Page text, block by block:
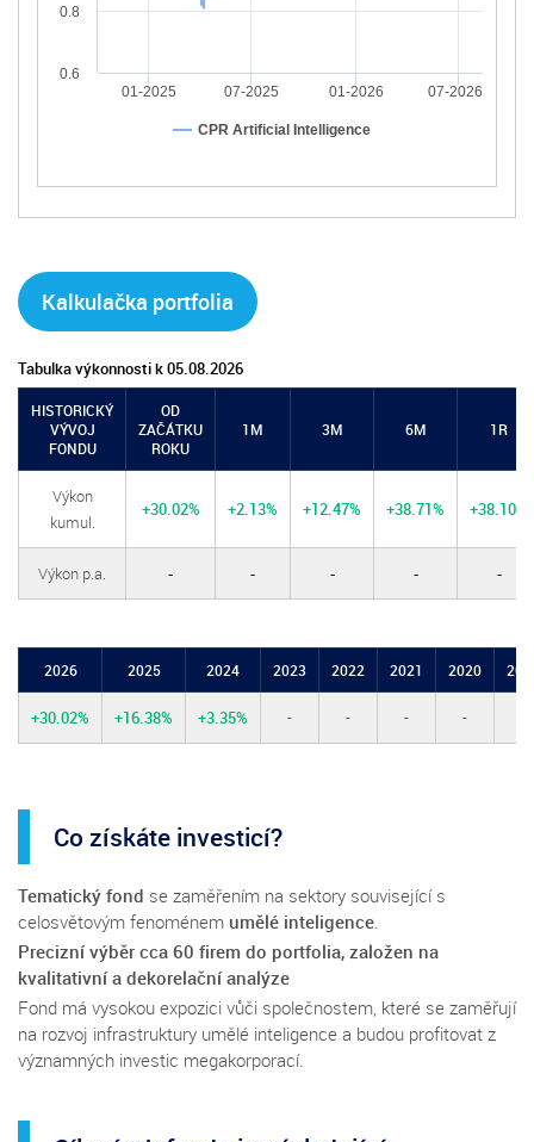
CPR Artificial Intelligence
01-2025 07-2025 01-2026 07-2026
0.6
0.8
Kalkulačka portfolia
Tabulka výkonnosti k 05.08.2026
HISTORICKÝ
VÝVOJ
FONDU
OD
ZAČÁTKU
ROKU
1M 3M 6M 1R
Výkon
kumul.
+30.02% +2.13% +12.47% +38.71% +38.10%
Výkon p.a. - - - - -
2026 2025 2024 2023 2022 2021 2020
+30.02% +16.38% +3.35% - - - -
Co získáte investicí?
Tematický fond se zaměřením na sektory související s
celosvětovým fenoménem umělé inteligence.
Precizní výběr cca 60 firem do portfolia, založen na
kvalitativní a dekorelační analýze
Fond má vysokou expozici vůči společnostem, které se zaměřují
na rozvoj infrastruktury umělé inteligence a budou profitovat z
významných investic megakorporací.